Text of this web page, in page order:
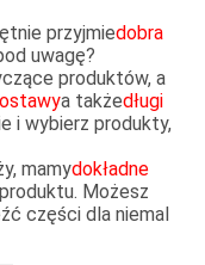
przyjmiedobra
uwagę?
produktów, a
a takżedługi
i wybierz produkty,
mamydokładne
Możesz
części dla niemal